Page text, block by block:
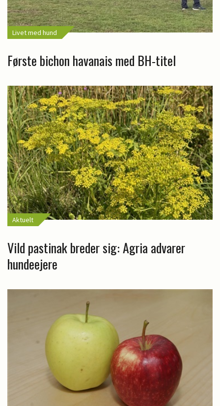
Livet med hund
Første bichon havanais med BH-titel
Aktuelt
Vild pastinak breder sig: Agria advarer
hundeejere